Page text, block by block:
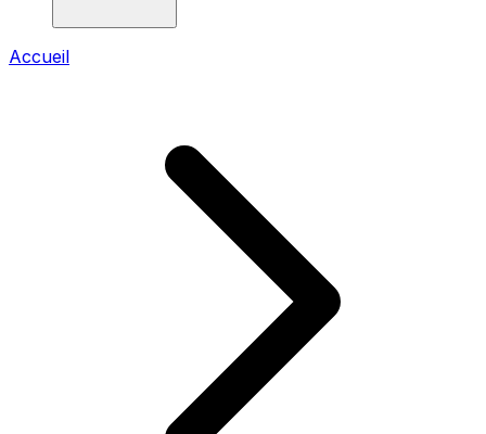
Accueil